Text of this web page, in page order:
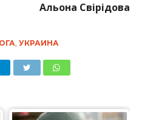
Альона Свірідова
, УКРАИНА